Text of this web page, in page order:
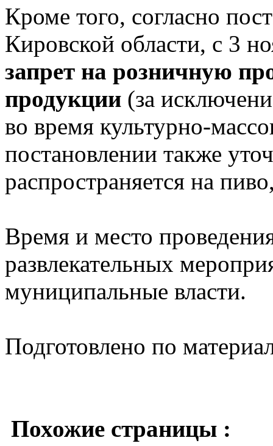
Кроме того, согласно
Кировской области, с 3
запрет на розничную
продукции (за
во время культурно-
постановлении также
распространяется на
Время и место
развлекательных
муниципальные власти.
Подготовлено по
Похожие страницы :